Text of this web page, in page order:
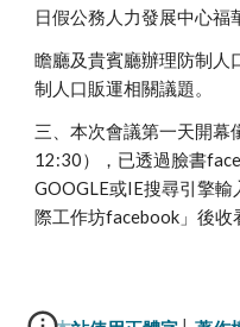
日假公務人力發展中心福
瞻廳及貴賓廳辦理防制人
制人口販運相關議題。
三、本次會議第一天開幕
12:30），已透過臉書
GOOGLE或IE搜尋引擎
際工作坊facebook」後收